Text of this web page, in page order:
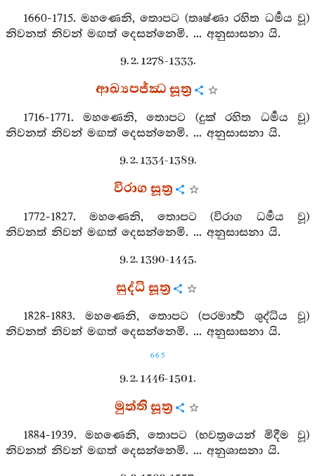
1660-1715. මහණෙනි, තොපට (තෘෂ්ණා රහිත ධර්‍මය වූ)
නිවනත් නිවන් මඟත් දෙසන්නෙමි. ... අනුසාසනා යි.
9. 2. 1278-1333.
ආඛ්‍යපජ්ඣ සූත්‍ර
1716-1771. මහණෙනි, තොපට (දුක් රහිත ධර්‍මය වූ)
නිවනත් නිවන් මඟත් දෙසන්නෙමි. ... අනුසාසනා යි.
9. 2. 1334-1389.
විරාග සූත්‍ර
1772-1827. මහණෙනි, තොපට (විරාග ධර්‍මය වූ)
නිවනත් නිවන් මඟත් දෙසන්නෙමි. ... අනුසාසනා යි.
9. 2. 1390-1445.
සුද්ධි සූත්‍ර
1828-1883. මහණෙනි, තොපට (පරමාර්‍ත්‍ථ ශුද්ධිය වූ)
නිවනත් නිවන් මඟත් දෙසන්නෙමි. ... අනුසාසනා යි.
665
9. 2. 1446-1501.
මුත්ති සූත්‍ර
1884-1939. මහණෙනි, තොපට (භවත්‍රයෙන් මිදීම වූ)
නිවනත් නිවන් මඟත් දෙසන්නෙමි. ... අනුශාසනා යි.